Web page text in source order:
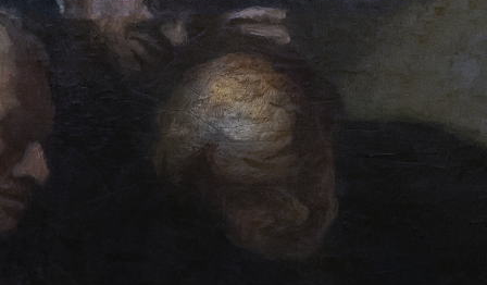
que pintar
acuarelas, esas sí
vendían bien.